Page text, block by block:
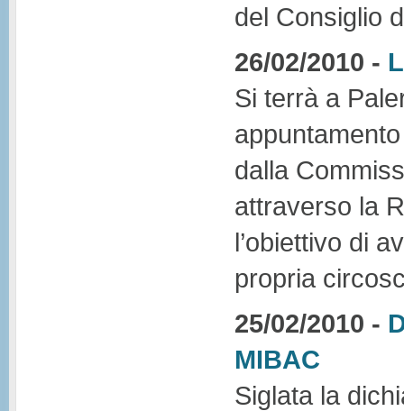
del Consiglio
26/02/2010 -
Si terrà a
dalla
attraverso la
l’obiettivo di
propria
25/02/2010 -
MIBAC
Siglata la